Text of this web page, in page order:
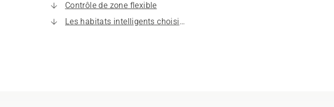
Contrôle de zone flexible
Les habitats intelligents choisissent Automower®